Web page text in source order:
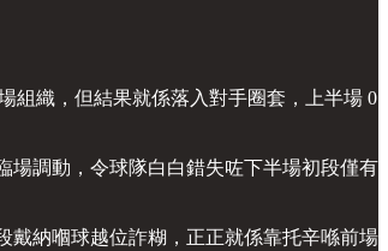
組織，但結果就係落入對手圈套，上半場 0
場調動，令球隊白白錯失咗下半場初段僅有
戴納嗰球越位詐糊，正正就係靠托辛喺前場